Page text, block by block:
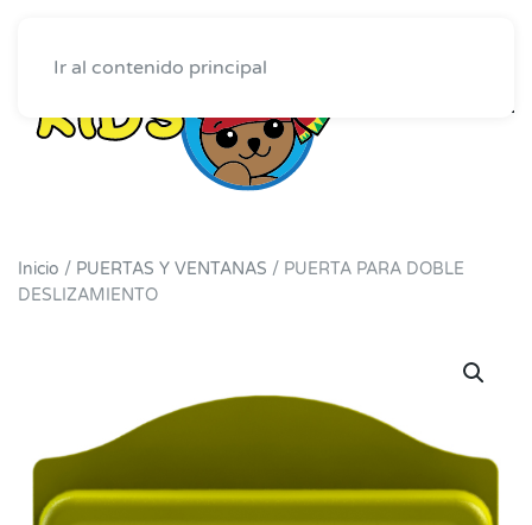
Ir al contenido principal
Inicio / PUERTAS Y VENTANAS / PUERTA PARA DOBLE
DESLIZAMIENTO